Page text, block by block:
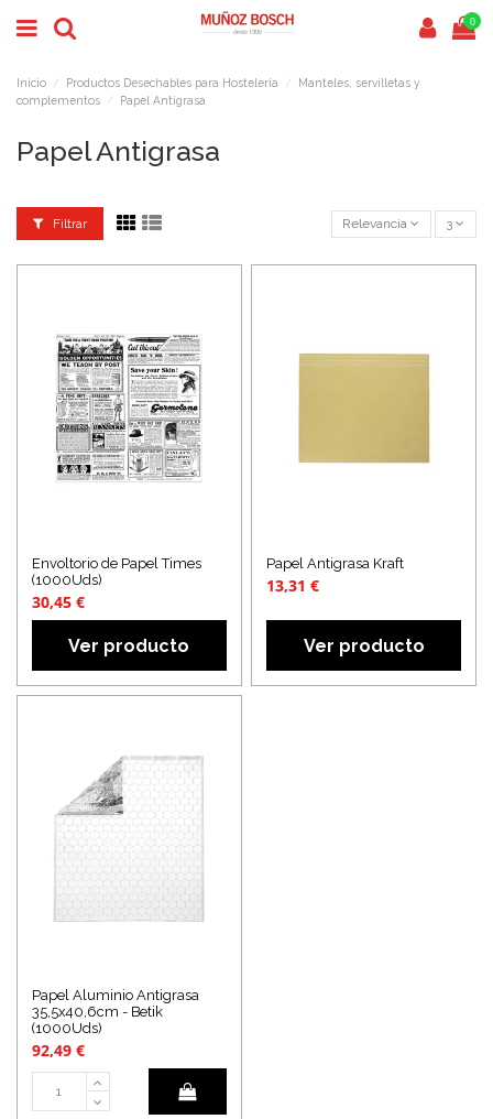
0
Inicio Productos Desechables para Hostelería
Manteles, servilletas y
complementos
Papel Antigrasa
Papel Antigrasa
Filtrar Relevancia 3
Envoltorio de Papel Times
(1000Uds)
30,45 €
Ver producto
Papel Antigrasa Kraft
13,31 €
Ver producto
Papel Aluminio Antigrasa
35,5x40,6cm - Betik
(1000Uds)
92,49 €